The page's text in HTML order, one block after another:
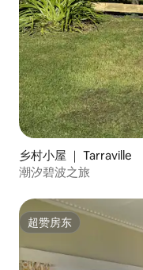
乡村小屋 ｜ Tarraville
潮汐碧波之旅
超赞房东
超赞房东